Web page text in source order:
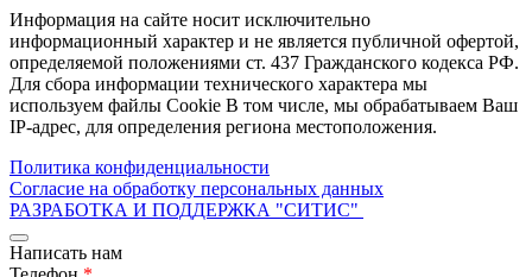
Информация на сайте носит исключительно
информационный характер и не является публичной офертой,
определяемой положениями ст. 437 Гражданского кодекса РФ.
Для сбора информации технического характера мы
используем файлы Cookie В том числе, мы обрабатываем Ваш
IP-адрес, для определения региона местоположения.
Политика конфиденциальности
Согласие на обработку персональных данных
РАЗРАБОТКА И ПОДДЕРЖКА "СИТИС"
Написать нам